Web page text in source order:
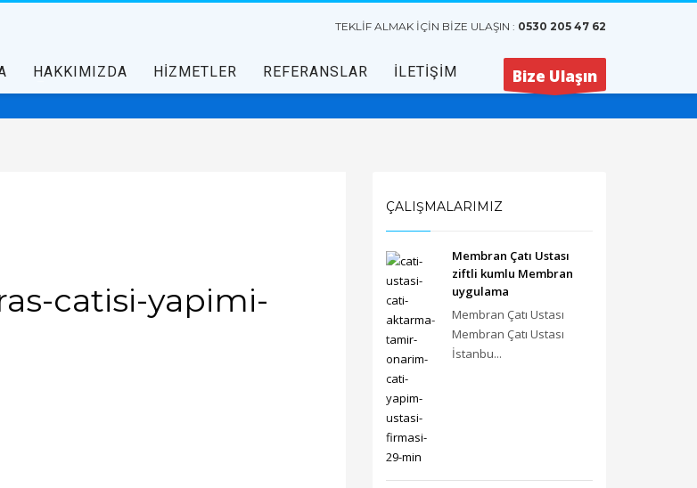
TEKLİF ALMAK İÇİN BİZE ULAŞIN : 0530 205 47 62
HAKKIMIZDA HİZMETLER REFERANSLAR İLETİŞİM Bize Ulaşın
catisi-yapimi-
ÇALIŞMALARIMIZ
Membran Çatı Ustası
ziftli kumlu Membran
uygulama
Membran Çatı Ustası
Membran Çatı Ustası
İstanbu...